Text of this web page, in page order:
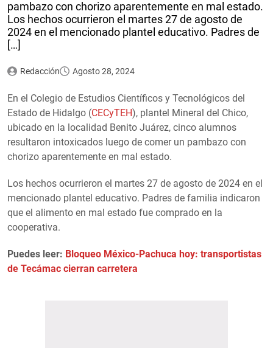
pambazo con chorizo aparentemente en mal estado.
Los hechos ocurrieron el martes 27 de agosto de
2024 en el mencionado plantel educativo. Padres de
[…]
Redacción Agosto 28, 2024
En el Colegio de Estudios Científicos y Tecnológicos del
Estado de Hidalgo (CECyTEH), plantel Mineral del Chico,
ubicado en la localidad Benito Juárez, cinco alumnos
resultaron intoxicados luego de comer un pambazo con
chorizo aparentemente en mal estado.
Los hechos ocurrieron el martes 27 de agosto de 2024 en el
mencionado plantel educativo. Padres de familia indicaron
que el alimento en mal estado fue comprado en la
cooperativa.
Puedes leer: Bloqueo México-Pachuca hoy: transportistas
de Tecámac cierran carretera